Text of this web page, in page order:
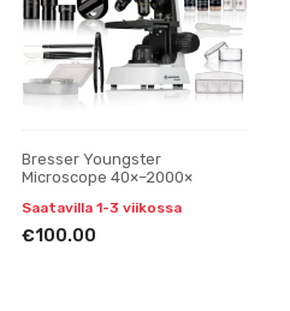
Bresser Youngster
Microscope 40×–2000×
Saatavilla 1-3 viikossa
€100.00